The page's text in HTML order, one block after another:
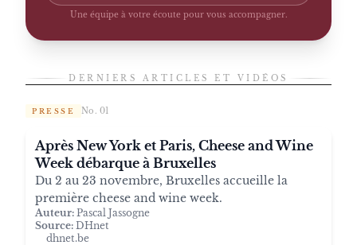
Une équipe à votre écoute pour vous accompagner.
DERNIERS ARTICLES ET VIDÉOS
PRESSE No. 01
Après New York et Paris, Cheese and Wine
Week débarque à Bruxelles
Du 2 au 23 novembre, Bruxelles accueille la
première cheese and wine week.
Auteur: Pascal Jassogne
Source: DHnet
dhnet.be